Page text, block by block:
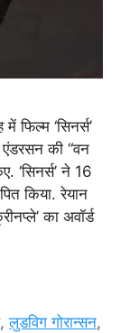
फिल्म ‘सिनर्स’
की “वन
‘सिनर्स’ ने 16
किया. रेयान
का अवॉर्ड
,लुडविग गोरान्सन,